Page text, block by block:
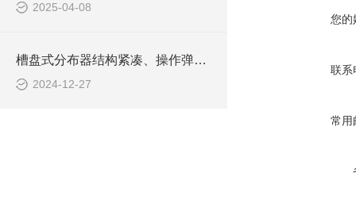
2025-04-08
槽盘式分布器结构紧凑、操作弹性大
2024-12-27
您的
联系
常用